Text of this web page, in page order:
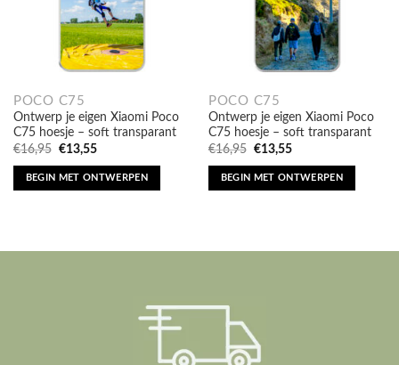
POCO C75
Ontwerp je eigen Xiaomi Poco
C75 hoesje – soft transparant
€16,95 Oorspronkelijke
was:
€16,95.
€13,55Huidige
is:
€13,55.
BEGIN MET ONTWERPEN
POCO C75
Ontwerp je eigen Xiaomi Poco
C75 hoesje – soft transparant
€16,95 Oorspronkelijke
was:
€16,95.
€13,55Huidige
is:
€13,55.
BEGIN MET ONTWERPEN